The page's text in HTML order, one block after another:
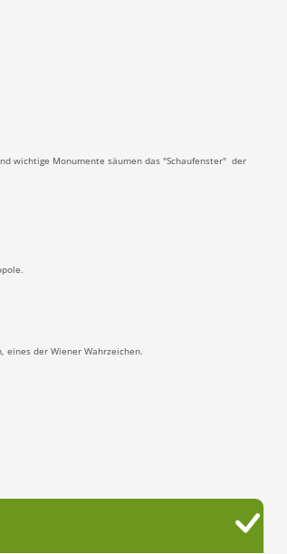
wichtige Monumente säumen das "Schaufenster" der
eines der Wiener Wahrzeichen.